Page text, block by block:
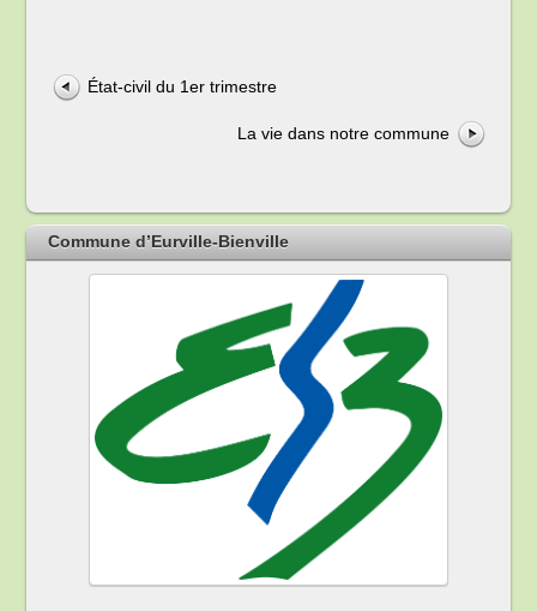
État-civil du 1er trimestre
La vie dans notre commune
Commune d’Eurville-Bienville